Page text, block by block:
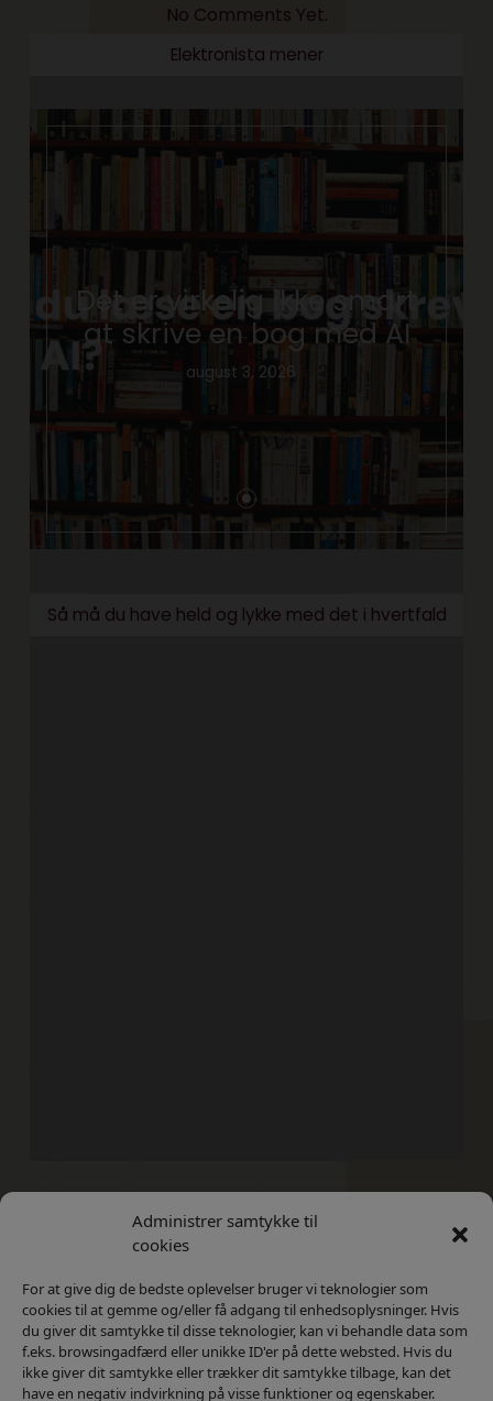
Administrer samtykke til
cookies
For at give dig de bedste oplevelser bruger vi teknologier som
cookies til at gemme og/eller få adgang til enhedsoplysninger. Hvis
du giver dit samtykke til disse teknologier, kan vi behandle data som
f.eks. browsingadfærd eller unikke ID'er på dette websted. Hvis du
ikke giver dit samtykke eller trækker dit samtykke tilbage, kan det
have en negativ indvirkning på visse funktioner og egenskaber.
No Comments Yet.
Elektronista mener
Det er virkelig ikke smart
at skrive en bog med AI
august 3, 2026
Så må du have held og lykke med det i hvertfald
Kontakt